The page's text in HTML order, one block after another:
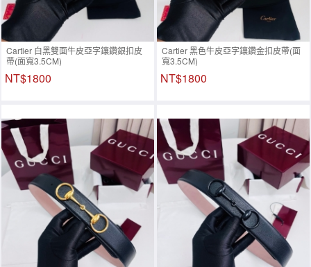
Cartier 白黑雙面牛皮亞字鑲鑽銀扣皮
帶(面寬3.5CM)
NT$1800
Cartier 黑色牛皮亞字鑲鑽金扣皮帶(面
寬3.5CM)
NT$1800